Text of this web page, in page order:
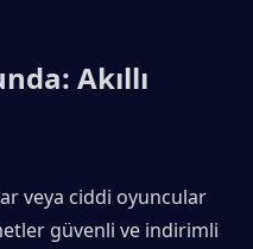
Akıllı
veya ciddi oyuncular
güvenli ve indirimli